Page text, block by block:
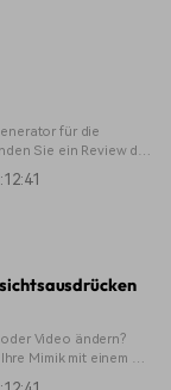
für die
Sie ein Review der
Video ändern?
Mimik mit einem KI